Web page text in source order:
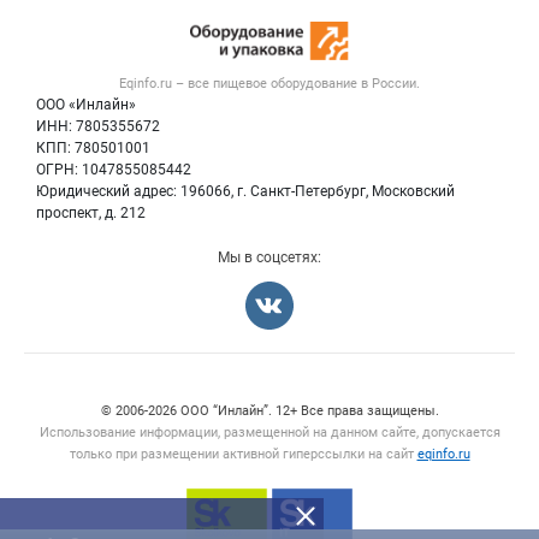
Eqinfo.ru – все пищевое оборудование в России.
ООО «Инлайн»
ИНН: 7805355672
КПП: 780501001
ОГРН: 1047855085442
Юридический адрес: 196066, г. Санкт-Петербург, Московский
проспект, д. 212
Публичная оферта
Контактная информация
Политика обработки персональных данных
Вакансии
Оборудование для пищепрома
Тара и упаковка
Б/у оборудование
Мы в соцсетях:
© 2006‑2026 ООО “Инлайн”. 12+ Все права защищены.
Использование информации, размещенной на данном сайте, допускается
только при размещении активной гиперссылки на сайт eqinfo.ru